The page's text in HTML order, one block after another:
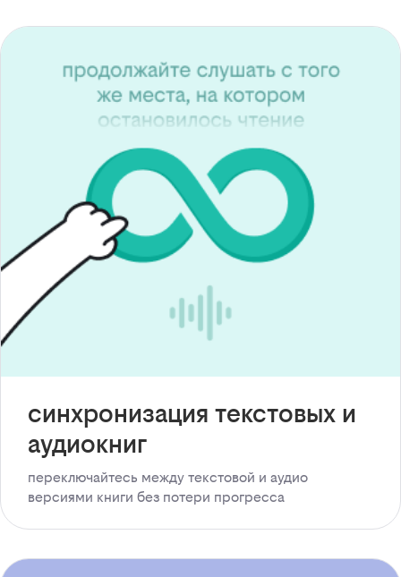
синхронизация текстовых и
аудиокниг
переключайтесь между текстовой и аудио
версиями книги без потери прогресса